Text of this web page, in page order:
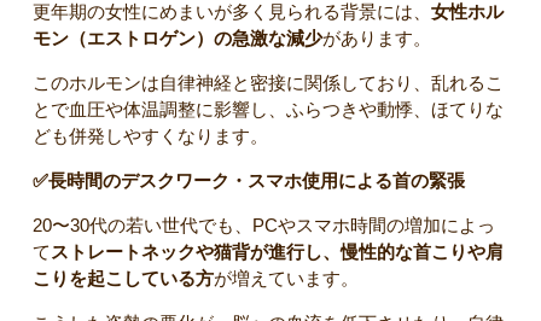
更年期の女性にめまいが多く見られる背景には、 女性ホル
モン（エストロゲン）の急激な減少があります。
このホルモンは自律神経と密接に関係しており、乱れるこ
とで血圧や体温調整に影響し、ふらつきや動悸、ほてりな
ども併発しやすくなります。
✅長時間のデスクワーク・スマホ使用による首の緊張
20〜30代の若い世代でも、PCやスマホ時間の増加によっ
て ストレートネックや猫背が進行し、慢性的な首こりや肩
こりを起こしている方が増えています。